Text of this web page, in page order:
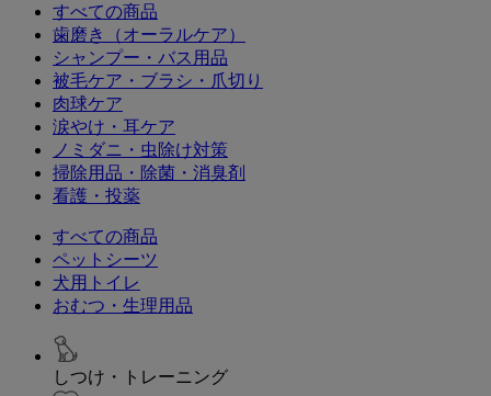
すべての商品
歯磨き（オーラルケア）
シャンプー・バス用品
被毛ケア・ブラシ・爪切り
肉球ケア
涙やけ・耳ケア
ノミダニ・虫除け対策
掃除用品・除菌・消臭剤
看護・投薬
すべての商品
ペットシーツ
犬用トイレ
おむつ・生理用品
しつけ・トレーニング